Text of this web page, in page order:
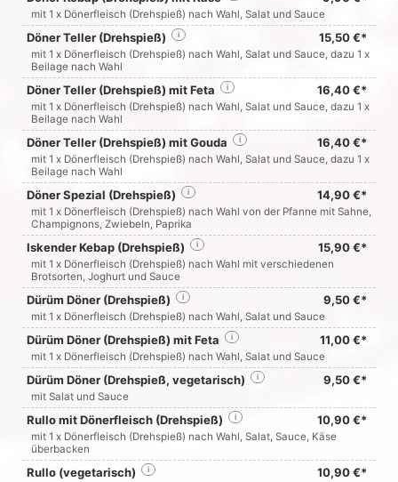
mit 1 x Dönerfleisch (Drehspieß) nach Wahl, Salat und Sauce
Döner Teller (Drehspieß) 15,50 €*
i
mit 1 x Dönerfleisch (Drehspieß) nach Wahl, Salat und Sauce, dazu 1 x
Beilage nach Wahl
Döner Teller (Drehspieß) mit Feta 16,40 €*
i
mit 1 x Dönerfleisch (Drehspieß) nach Wahl, Salat und Sauce, dazu 1 x
Beilage nach Wahl
Döner Teller (Drehspieß) mit Gouda 16,40 €*
i
mit 1 x Dönerfleisch (Drehspieß) nach Wahl, Salat und Sauce, dazu 1 x
Beilage nach Wahl
Döner Spezial (Drehspieß) 14,90 €*
i
mit 1 x Dönerfleisch (Drehspieß) nach Wahl von der Pfanne mit Sahne,
Champignons, Zwiebeln, Paprika
Iskender Kebap (Drehspieß) 15,90 €*
i
mit 1 x Dönerfleisch (Drehspieß) nach Wahl mit verschiedenen
Brotsorten, Joghurt und Sauce
Dürüm Döner (Drehspieß) 9,50 €*
i
mit 1 x Dönerfleisch (Drehspieß) nach Wahl, Salat und Sauce
Dürüm Döner (Drehspieß) mit Feta 11,00 €*
i
mit 1 x Dönerfleisch (Drehspieß) nach Wahl, Salat und Sauce
Dürüm Döner (Drehspieß, vegetarisch) 9,50 €*
i
mit Salat und Sauce
Rullo mit Dönerfleisch (Drehspieß) 10,90 €*
i
mit 1 x Dönerfleisch (Drehspieß) nach Wahl, Salat, Sauce, Käse
überbacken
Rullo (vegetarisch) 10,90 €*
i